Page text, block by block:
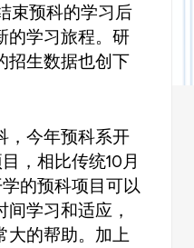
生
束预科的学习后
的学习旅程。研
招生数据也创下
，今年预科系开
，相比传统10月
的预科项目可以
学习和适应，
大的帮助。加上